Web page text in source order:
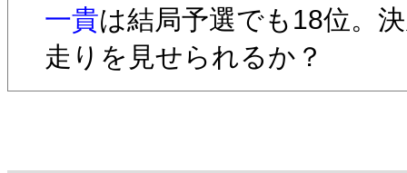
一貴は結局予選でも18位。
走りを見せられるか？